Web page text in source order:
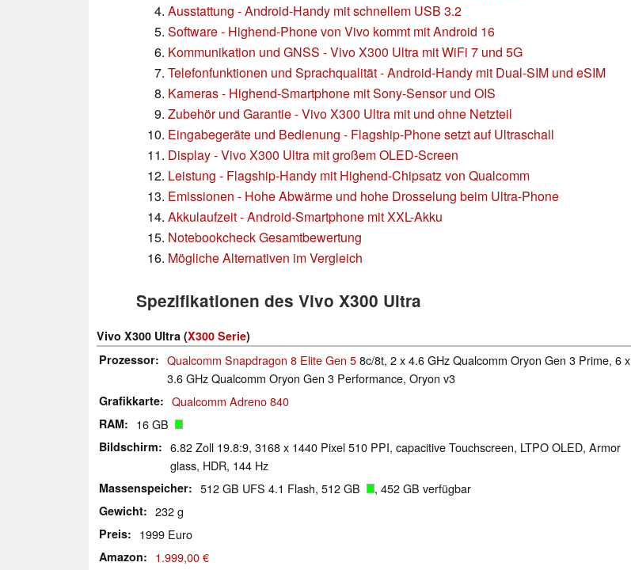
Ausstattung - Android-Handy mit schnellem USB 3.2
Software - Highend-Phone von Vivo kommt mit Android 16
Kommunikation und GNSS - Vivo X300 Ultra mit WiFi 7 und 5G
Telefonfunktionen und Sprachqualität - Android-Handy mit Dual-SIM und eSIM
Kameras - Highend-Smartphone mit Sony-Sensor und OIS
Zubehör und Garantie - Vivo X300 Ultra mit und ohne Netzteil
Eingabegeräte und Bedienung - Flagship-Phone setzt auf Ultraschall
Display - Vivo X300 Ultra mit großem OLED-Screen
Leistung - Flagship-Handy mit Highend-Chipsatz von Qualcomm
Emissionen - Hohe Abwärme und hohe Drosselung beim Ultra-Phone
Akkulaufzeit - Android-Smartphone mit XXL-Akku
Notebookcheck Gesamtbewertung
Mögliche Alternativen im Vergleich
Spezifikationen des Vivo X300 Ultra
Vivo X300 Ultra (X300 Serie)
Prozessor
Qualcomm Snapdragon 8 Elite Gen 58c/8t, 2 x 4.6 GHz Qualcomm Oryon Gen 3 Prime, 6 x
3.6 GHz Qualcomm Oryon Gen 3 Performance, Oryon v3
Grafikkarte Qualcomm Adreno 840
RAM 16 GB
Bildschirm
6.82 Zoll 19.8:9, 3168 x 1440 Pixel 510 PPI, capacitive Touchscreen, LTPO OLED, Armor
glass, HDR, 144 Hz
Massenspeicher 512 GB UFS 4.1 Flash, 512 GB , 452 GB verfügbar
Gewicht 232 g
Preis 1999 Euro
Amazon 1.999,00 €